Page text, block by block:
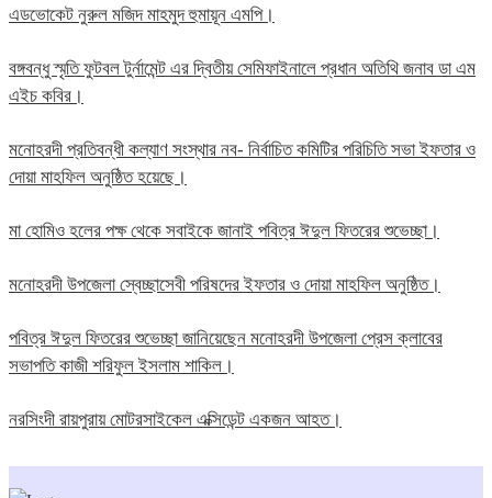
এডভোকেট নুরুল মজিদ মাহমুদ হুমায়ূন এমপি।
বঙ্গবন্ধু স্মৃতি ফুটবল টুর্নামেন্ট এর দ্বিতীয় সেমিফাইনালে প্রধান অতিথি জনাব ডা এম
এইচ কবির।
মনোহরদী প্রতিবন্ধী কল্যাণ সংস্থার নব- নির্বাচিত কমিটির পরিচিতি সভা ইফতার ও
দোয়া মাহফিল অনুষ্ঠিত হয়েছে।
মা হোমিও হলের পক্ষ থেকে সবাইকে জানাই পবিত্র ঈদুল ফিতরের শুভেচ্ছা।
মনোহরদী উপজেলা স্বেচ্ছাসেবী পরিষদের ইফতার ও দোয়া মাহফিল অনুষ্ঠিত।
পবিত্র ঈদুল ফিতরের শুভেচ্ছা জানিয়েছেন মনোহরদী উপজেলা প্রেস ক্লাবের
সভাপতি কাজী শরিফুল ইসলাম শাকিল।
নরসিংদী রায়পুরায় মোটরসাইকেল এক্সিডেন্ট একজন আহত।